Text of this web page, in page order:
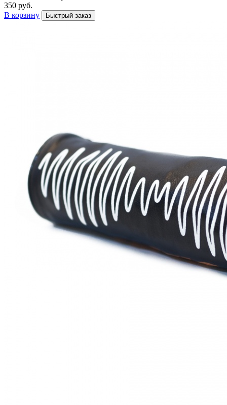
350 руб.
В корзину
Быстрый заказ